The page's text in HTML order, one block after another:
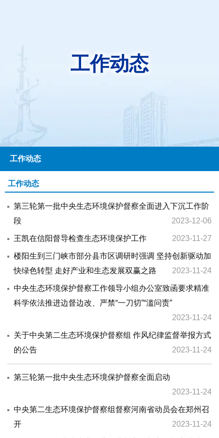
工作动态
工作动态
工作动态
第三轮第一批中央生态环境保护督察全面进入下沉工作阶
段
2023-12-06
王凯在信阳督导检查生态环境保护工作 2023-11-27
楼阳生到三门峡市部分县市区调研时强调 坚持创新驱动加
快绿色转型 走好产业和生态发展双赢之路
2023-11-24
中央生态环境保护督察工作领导小组办公室致函要求精准
科学依法推进边督边改、严禁“一刀切”“滥问责”
2023-11-24
关于中央第二生态环境保护督察组 作风纪律监督举报方式
的公告
2023-11-24
第三轮第一批中央生态环境保护督察全面启动
2023-11-24
中央第二生态环境保护督察组督察河南省动员会在郑州召
开
2023-11-24